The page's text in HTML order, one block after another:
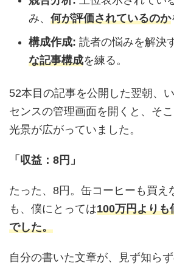
み、 何が評価されているのか
構成作成: 読者の悩みを解決
な記事構成を練る。
52本目の記事を公開した翌朝、
センスの管理画面を開くと、そ
光景が広がっていました。
「収益：8円」
たった、8円。缶コーヒーも買え
も、僕にとっては100万円よりも
でした。
自分の書いた文章が、見ず知ら